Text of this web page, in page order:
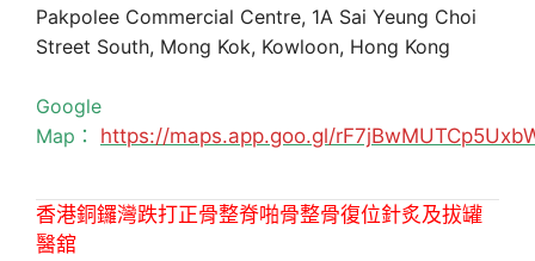
Pakpolee Commercial Centre, 1A Sai Yeung Choi
Street South, Mong Kok, Kowloon, Hong Kong
Google
Map： https://maps.app.goo.gl/
香港銅鑼灣跌打正骨整脊啪骨整骨復位針炙及拔罐
醫舘